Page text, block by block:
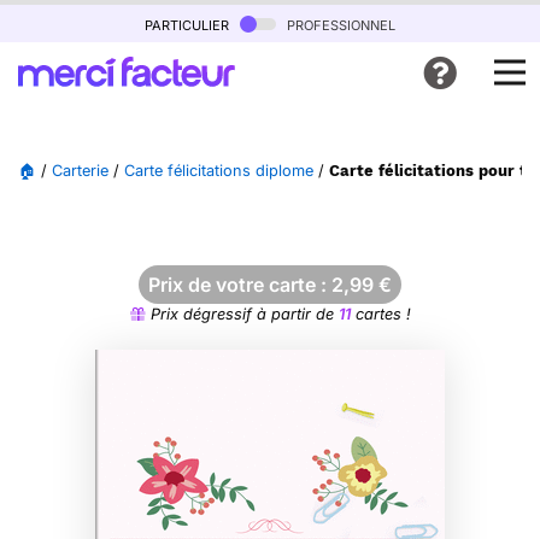
particulier professionnel
🏠 / Carterie / Carte félicitations diplome / Carte félicitations pour
Prix de votre carte : 2,99 €
Prix dégressif à partir de 11cartes !